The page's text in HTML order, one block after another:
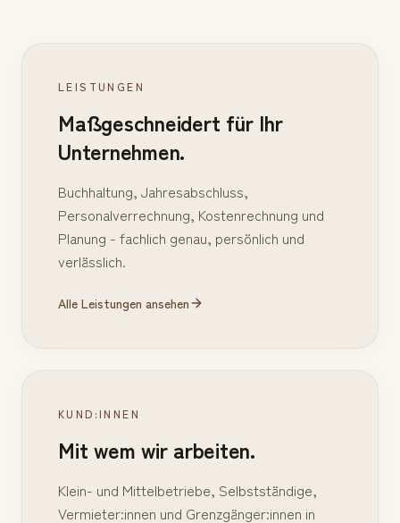
LEISTUNGEN
Maßgeschneidert für Ihr
Unternehmen.
Buchhaltung, Jahresabschluss,
Personalverrechnung, Kostenrechnung und
Planung - fachlich genau, persönlich und
verlässlich.
Alle Leistungen ansehen
KUND:INNEN
Mit wem wir arbeiten.
Klein- und Mittelbetriebe, Selbstständige,
Vermieter:innen und Grenzgänger:innen in